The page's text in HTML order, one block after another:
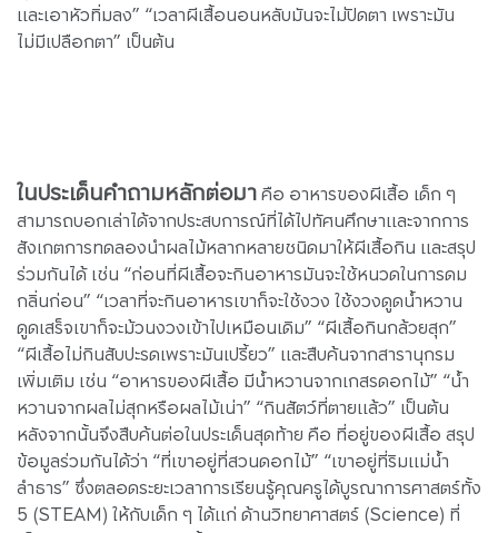
และเอาหัวทิ่มลง” “เวลาผีเสื้อนอนหลับมันจะไม่ปิดตา เพราะมัน
ไม่มีเปลือกตา” เป็นต้น
ในประเด็นคำถามหลักต่อมาคือ อาหารของผีเสื้อ เด็ก ๆ
สามารถบอกเล่าได้จากประสบการณ์ที่ได้ไปทัศนศึกษาและจากการ
สังเกตการทดลองนำผลไม้หลากหลายชนิดมาให้ผีเสื้อกิน และสรุป
ร่วมกันได้ เช่น “ก่อนที่ผีเสื้อจะกินอาหารมันจะใช้หนวดในการดม
กลิ่นก่อน” “เวลาที่จะกินอาหารเขาก็จะใช้งวง ใช้งวงดูดน้ำหวาน
ดูดเสร็จเขาก็จะม้วนงวงเข้าไปเหมือนเดิม” “ผีเสื้อกินกล้วยสุก”
“ผีเสื้อไม่กินสับปะรดเพราะมันเปรี้ยว” และสืบค้นจากสารานุกรม
เพิ่มเติม เช่น “อาหารของผีเสื้อ มีน้ำหวานจากเกสรดอกไม้” “น้ำ
หวานจากผลไม่สุกหรือผลไม้เน่า” “กินสัตว์ที่ตายแล้ว” เป็นต้น
หลังจากนั้นจึงสืบค้นต่อในประเด็นสุดท้าย คือ ที่อยู่ของผีเสื้อ สรุป
ข้อมูลร่วมกันได้ว่า “ที่เขาอยู่ที่สวนดอกไม้” “เขาอยู่ที่ริมแม่น้ำ
ลำธาร” ซึ่งตลอดระยะเวลาการเรียนรู้คุณครูได้บูรณาการศาสตร์ทั้ง
5 (STEAM) ให้กับเด็ก ๆ ได้แก่ ด้านวิทยาศาสตร์ (Science) ที่